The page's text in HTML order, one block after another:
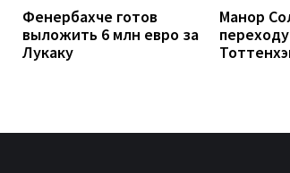
Фенербахче готов
выложить 6 млн евро за
Лукаку
Манор